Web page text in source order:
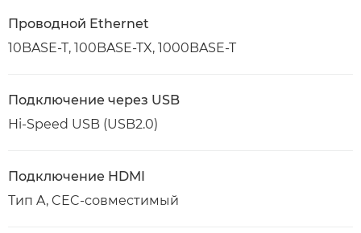
Проводной Ethernet
10BASE-T, 100BASE-TX, 1000BASE-T
Подключение через USB
Hi-Speed USB (USB2.0)
Подключение HDMI
Тип A, CEC-совместимый